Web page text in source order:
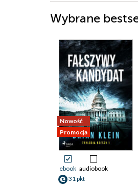
Wybrane
Nowość
Promocja
ebook audiobook
31 pkt